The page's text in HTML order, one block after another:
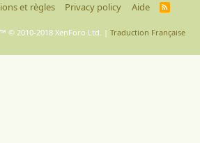
et règles Privacy policy Aide
R
© 2010-2018 XenForo Ltd. | Traduction Française